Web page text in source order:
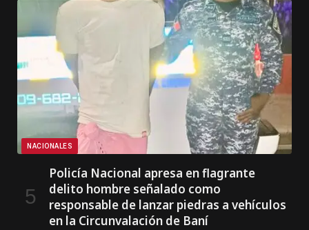
NACIONALES
Policía Nacional apresa en flagrante
delito hombre señalado como
responsable de lanzar piedras a vehículos
en la Circunvalación de Baní